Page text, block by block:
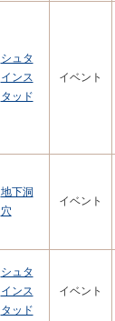
シュタ
インス
タッド
イベント
地下洞
穴
イベント
シュタ
インス
タッド
イベント